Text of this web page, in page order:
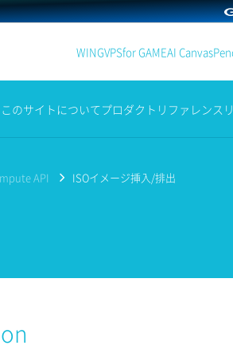
WINGVPSfor GAMEAI Canvas
このサイトについてプロダクト リファレンス
API ISOイメージ挿入/排出